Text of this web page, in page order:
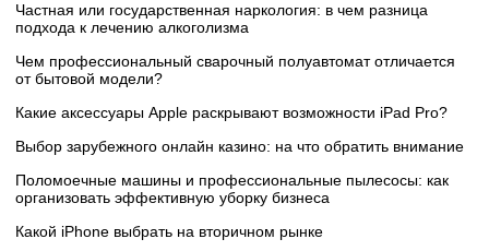
Частная или государственная наркология: в чем разница
подхода к лечению алкоголизма
Чем профессиональный сварочный полуавтомат отличается
от бытовой модели?
Какие аксессуары Apple раскрывают возможности iPad Pro?
Выбор зарубежного онлайн казино: на что обратить внимание
Поломоечные машины и профессиональные пылесосы: как
организовать эффективную уборку бизнеса
Какой iPhone выбрать на вторичном рынке